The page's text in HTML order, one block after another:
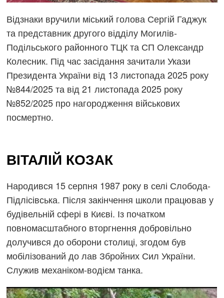
Відзнаки вручили міський голова Сергій Гаджук
та представник другого відділу Могилів-
Подільського районного ТЦК та СП Олександр
Колесник. Під час засідання зачитали Укази
Президента України від 13 листопада 2025 року
№844/2025 та від 21 листопада 2025 року
№852/2025 про нагородження військових
посмертно.
ВІТАЛІЙ КОЗАК
Народився 15 серпня 1987 року в селі Слобода-
Підлісівська. Після закінчення школи працював у
будівельній сфері в Києві. Із початком
повномасштабного вторгнення добровільно
долучився до оборони столиці, згодом був
мобілізований до лав Збройних Сил України.
Служив механіком-водієм танка.